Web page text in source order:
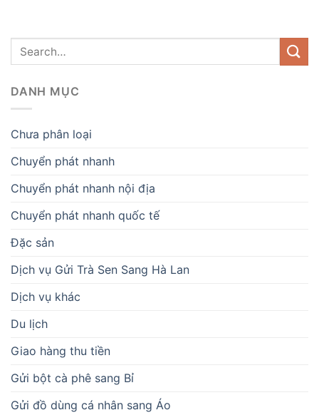
DANH MỤC
Chưa phân loại
Chuyển phát nhanh
Chuyển phát nhanh nội địa
Chuyển phát nhanh quốc tế
Đặc sản
Dịch vụ Gửi Trà Sen Sang Hà Lan
Dịch vụ khác
Du lịch
Giao hàng thu tiền
Gửi bột cà phê sang Bỉ
Gửi đồ dùng cá nhân sang Áo